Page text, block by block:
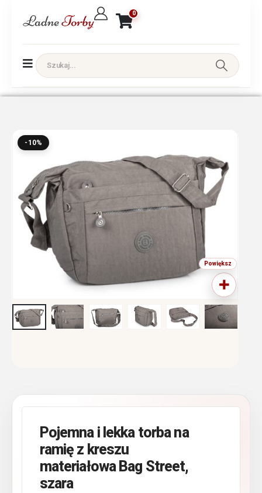
0
-10%
Pojemna i lekka torba na
ramię z kreszu
materiałowa Bag Street,
szara